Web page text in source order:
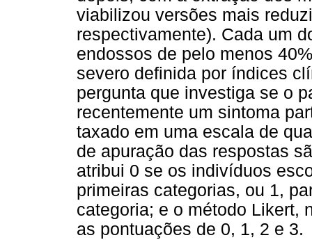
viabilizou versões mais
respectivamente). Cada um
endossos de pelo menos
severo definida por índices
pergunta que investiga se o
recentemente um sintoma
taxado em uma escala de
de apuração das respostas
atribui 0 se os indivíduos
primeiras categorias, ou 1,
categoria; e o método Likert,
as pontuações de 0, 1, 2 e 3.